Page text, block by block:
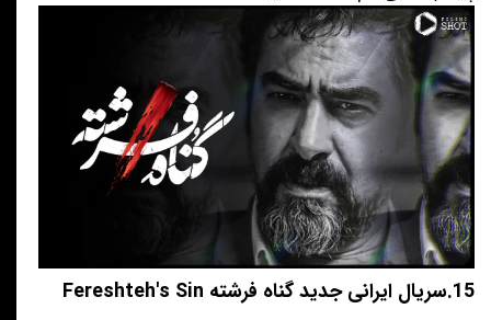
15.سریال ایرانی جدید گناه فرشته Fereshteh's Sin